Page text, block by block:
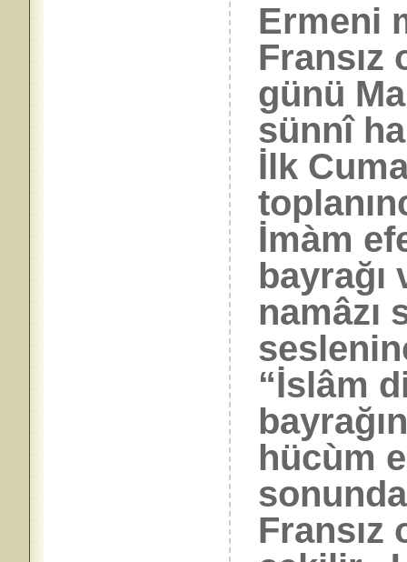
Ermeni
Fransız
günü
sünnî
İlk
İmàm
bayrağı
namâzı
“İslâm
hücùm
Fransız